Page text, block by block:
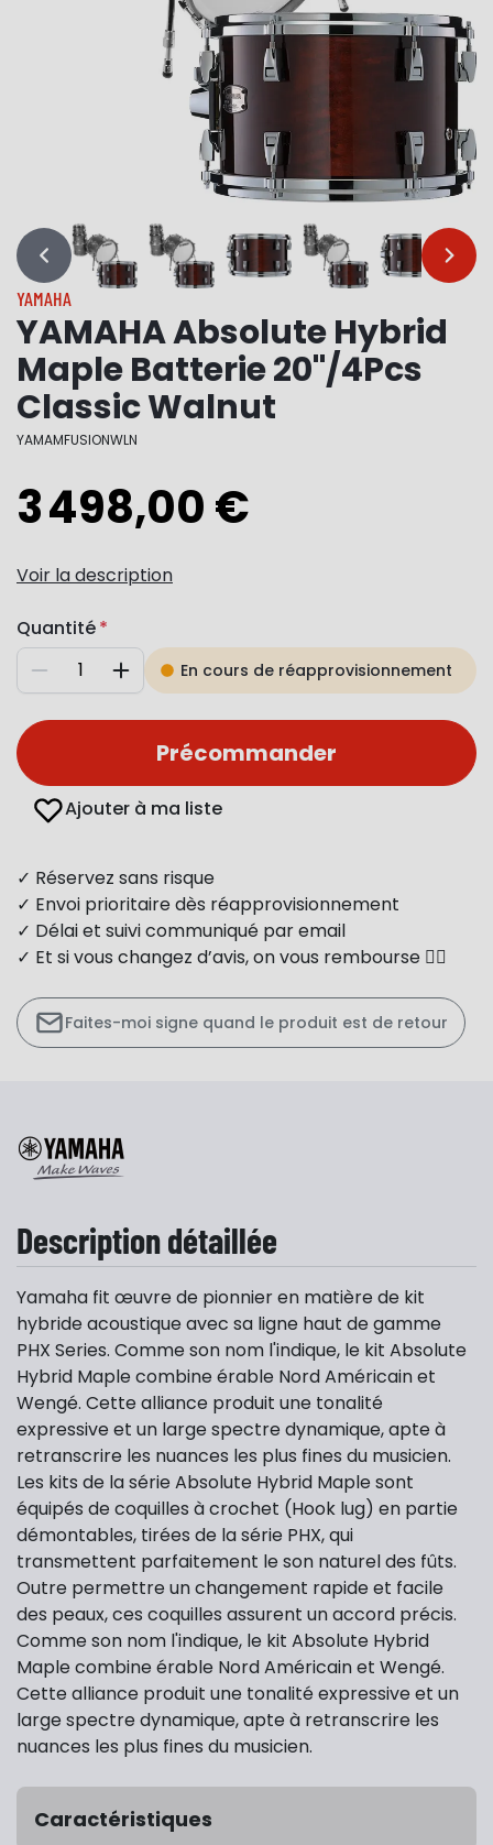
… …
YAMAHA
YAMAHA Absolute Hybrid
Maple Batterie 20"/4Pcs
Classic Walnut
YAMAMFUSIONWLN
3 498,00 €
Voir la description
Quantité
Diminuer AugmenterEn cours de réapprovisionnement
Précommander
Ajouter à ma liste
✓ Réservez sans risque
✓ Envoi prioritaire dès réapprovisionnement
✓ Délai et suivi communiqué par email
✓ Et si vous changez d’avis, on vous rembourse 👍🏻
Faites-moi signe quand le produit est de retour
Description détaillée
Yamaha fit œuvre de pionnier en matière de kit
hybride acoustique avec sa ligne haut de gamme
PHX Series. Comme son nom l'indique, le kit Absolute
Hybrid Maple combine érable Nord Américain et
Wengé. Cette alliance produit une tonalité
expressive et un large spectre dynamique, apte à
retranscrire les nuances les plus fines du musicien.
Les kits de la série Absolute Hybrid Maple sont
équipés de coquilles à crochet (Hook lug) en partie
démontables, tirées de la série PHX, qui
transmettent parfaitement le son naturel des fûts.
Outre permettre un changement rapide et facile
des peaux, ces coquilles assurent un accord précis.
Comme son nom l'indique, le kit Absolute Hybrid
Maple combine érable Nord Américain et Wengé.
Cette alliance produit une tonalité expressive et un
large spectre dynamique, apte à retranscrire les
nuances les plus fines du musicien.
Caractéristiques